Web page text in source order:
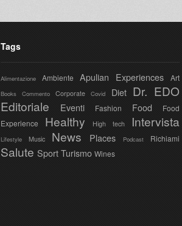
Tags
Alimentazione Ambiente Apulian Experiences Art
Books Commento Corporate Covid Diet Dr. EDO
Editoriale
Eventi Fashion Food
Food
Experience
Healthy High tech Intervista
Lifestyle Music News Places Podcast Richiami
Salute Sport Turismo Wines